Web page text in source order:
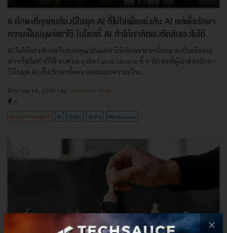
6 ทักษะที่ทุกคนต้องมีในยุค AI ที่ไม่ใช่เพื่อแข่งกับ AI แต่เพื่อรักษา
ความเป็นมนุษย์เอาไว้ ในโลกที่ AI ทำให้เราคิดเองตัดสินเองไม่ได้
AI ไม่ได้แย่งทักษะไปจากคุณ มันแค่ทำให้ทักษะพวกนั้นกลายเป็นเรื่องจะ
ทำหรือไม่ทำก็ได้ จนค่อย ๆ ฝ่อ Faisal Hoque ชี้ 6 ทักษะที่ผู้นำต้องรักษา
ไว้ในยุค AI เพื่อรักษาทั้งความคมและความเป็น...
มิถุนายน 16, 2026 | By Techsauce Team
0
Saucy Thoughts AI Skills AI Era Workplace
×